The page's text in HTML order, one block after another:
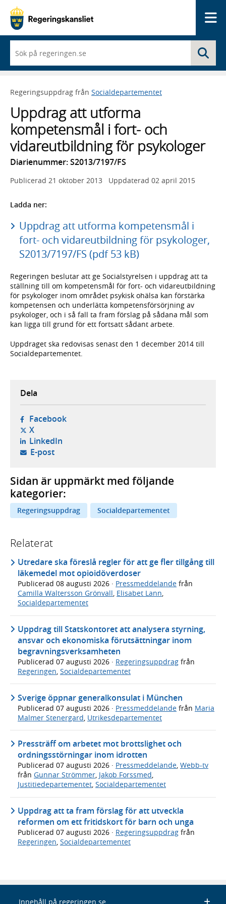
du
börjar
skriva
framträder
lista
med
sökförslag
Regeringsuppdrag från Socialdepartementet
Uppdrag att utforma
kompetensmål i fort- och
vidareutbildning för psykologer
Diarienummer: S2013/7197/FS
Publicerad 21 oktober 2013 Uppdaterad 02 april 2015
Ladda ner:
Uppdrag att utforma kompetensmål i
fort- och vidareutbildning för psykologer,
S2013/7197/FS (pdf 53 kB)
Regeringen beslutar att ge Socialstyrelsen i uppdrag att ta
ställning till om kompetensmål för fort- och vidareutbildning
för psykologer inom området psykisk ohälsa kan förstärka
kompetensen och underlätta kompetensförsörjning av
psykologer, och i så fall ta fram förslag på sådana mål som
kan ligga till grund för ett fortsatt sådant arbete.
Uppdraget ska redovisas senast den 1 december 2014 till
Socialdepartementet.
Dela
Facebook- öppnas i ny flik, extern webbplats,
X- öppnas i ny flik, extern webbplats,
LinkedIn- öppnas i ny flik, extern webbplats,
E-post- öppnar din e-postklient,
Sidan är uppmärkt med följande
kategorier:
Regeringsuppdrag Socialdepartementet
Relaterat
Utredare ska föreslå regler för att ge fler tillgång till
läkemedel mot opioidöverdoser
Publicerad 08 augusti 2026 · Pressmeddelande från
Camilla Waltersson Grönvall, Elisabet Lann,
Socialdepartementet
Uppdrag till Statskontoret att analysera styrning,
ansvar och ekonomiska förutsättningar inom
begravningsverksamheten
Publicerad 07 augusti 2026 · Regeringsuppdrag från
Regeringen, Socialdepartementet
Sverige öppnar generalkonsulat i München
Publicerad 07 augusti 2026 · Pressmeddelande från Maria
Malmer Stenergard Utrikesdepartementet
Pressträff om arbetet mot brottslighet och
ordningsstörningar inom idrotten
Publicerad 07 augusti 2026 · Pressmeddelande, Webb-tv
från Gunnar Strömmer, Jakob Forssmed,
Justitiedepartementet, Socialdepartementet
Uppdrag att ta fram förslag för att utveckla
reformen om ett fritidskort för barn och unga
Publicerad 07 augusti 2026 · Regeringsuppdrag från
Regeringen, Socialdepartementet
Innehåll på regeringen.se